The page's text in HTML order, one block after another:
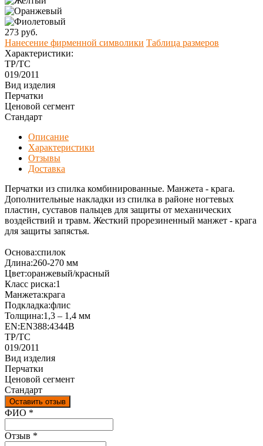
273 руб.
Нанесение фирменной символики Таблица размеров
Характеристики:
ТР/ТС
019/2011
Вид изделия
Перчатки
Ценовой сегмент
Стандарт
Описание
Характеристики
Отзывы
Доставка
Перчатки из спилка комбинированные. Манжета - крага.
Дополнительные накладки из спилка в районе ногтевых
пластин, суставов пальцев для защиты от механических
воздействий и травм. Жесткий прорезиненный манжет - крага
для защиты запястья.
Основа:спилок
Длина:260-270 мм
Цвет:оранжевый/красный
Класс риска:1
Манжета:крага
Подкладка:флис
Толщина:1,3 – 1,4 мм
EN:EN388:4344В
ТР/ТС
019/2011
Вид изделия
Перчатки
Ценовой сегмент
Стандарт
Оставить отзыв
Ваш отзыв был отправлен!
ФИО *
Отзыв *